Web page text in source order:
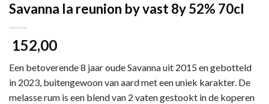
Savanna la reunion by vast 8y 52% 70cl
152,00
Een betoverende 8 jaar oude Savanna uit 2015 en gebotteld
in 2023, buitengewoon van aard met een uniek karakter. De
melasse rum is een blend van 2 vaten gestookt in de koperen